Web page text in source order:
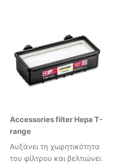
Accessories filter Hepa T-
range
Αυξάνει τη χωρητικότητα
του φίλτρου και βελτιώνει